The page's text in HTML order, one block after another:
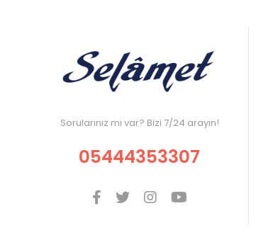
Sorularınız mı var? Bizi 7/24 arayın!
05444353307